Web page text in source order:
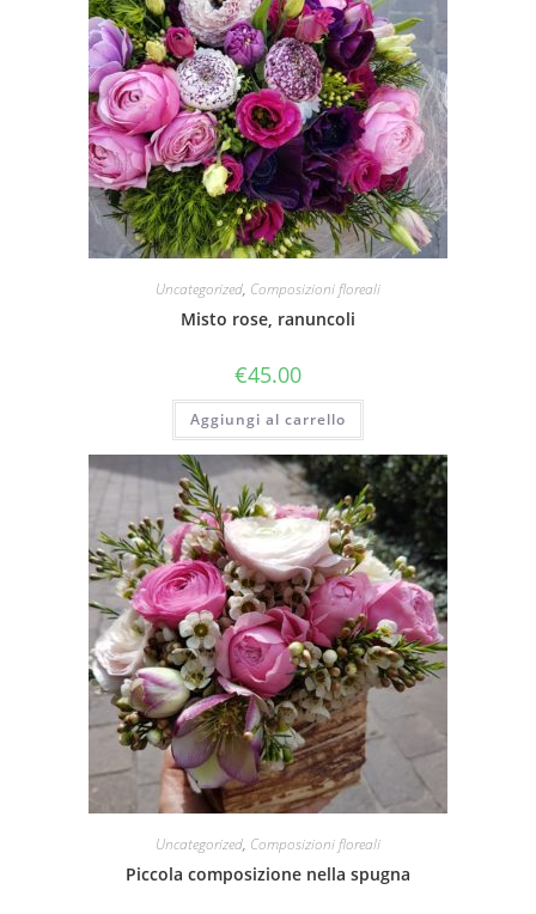
Uncategorized, Composizioni floreali
Misto rose, ranuncoli
€45.00
Aggiungi al carrello
Uncategorized, Composizioni floreali
Piccola composizione nella spugna